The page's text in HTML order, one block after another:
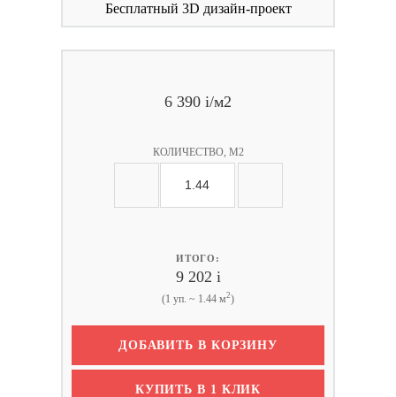
Бесплатный 3D дизайн-проект
6 390 i/м2
КОЛИЧЕСТВО, М2
ИТОГО:
9 202 i
(1 уп. ~ 1.44 м2)
ДОБАВИТЬ В КОРЗИНУ
КУПИТЬ В 1 КЛИК